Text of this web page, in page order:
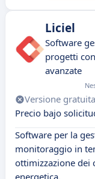
Liciel
Software
progetti
avanzate
Versione gratuita
Precio bajo
Software per la
monitoraggio in
ottimizzazione dei
energetica.